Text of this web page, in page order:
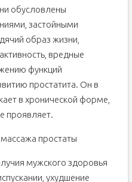
обусловлены
застойными
образ жизни,
вредные
функций
простатита. Он в
в хронической форме,
проявляет.
простаты
мужского здоровья
ухудшение